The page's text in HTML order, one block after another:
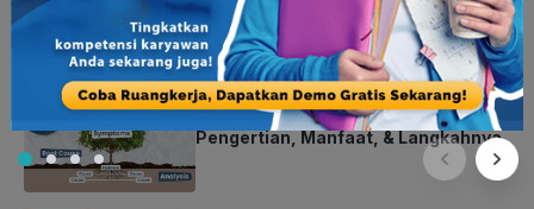
Mengenal Bisnis Model Canvas dan
Manfaatnya bagi Perusahaan
Root Cause Analysis (RCA):
Pengertian, Manfaat, & Langkahnya